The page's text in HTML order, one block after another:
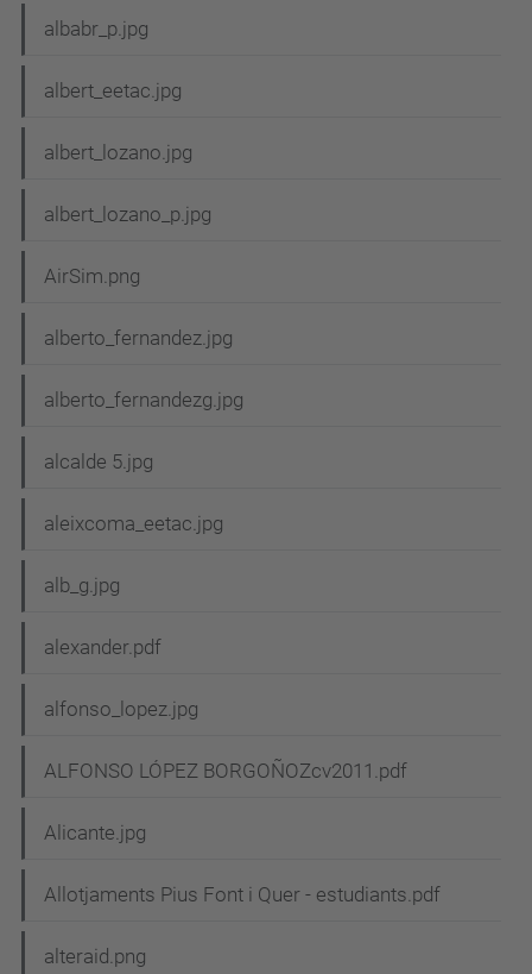
albabr_p.jpg
albert_eetac.jpg
albert_lozano.jpg
albert_lozano_p.jpg
AirSim.png
alberto_fernandez.jpg
alberto_fernandezg.jpg
alcalde 5.jpg
aleixcoma_eetac.jpg
alb_g.jpg
alexander.pdf
alfonso_lopez.jpg
ALFONSO LÓPEZ BORGOÑOZcv2011.pdf
Alicante.jpg
Allotjaments Pius Font i Quer - estudiants.pdf
alteraid.png